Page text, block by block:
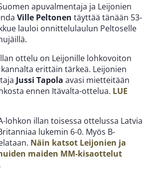
apuvalmentaja ja Leijonien
Ville Peltonen täyttää tänään 53-
lauloi onnittelulaulun Peltoselle
ottelu on Leijonille lohkovoiton
erittäin tärkeä. Leijonien
Jussi Tapola avasi mietteitään
ennen Itävalta-ottelua. LUE
lohkon illan toisessa ottelussa Latvia
lukemin 6-0. Myös B-
Näin katsot Leijonien ja
maiden MM-kisaottelut